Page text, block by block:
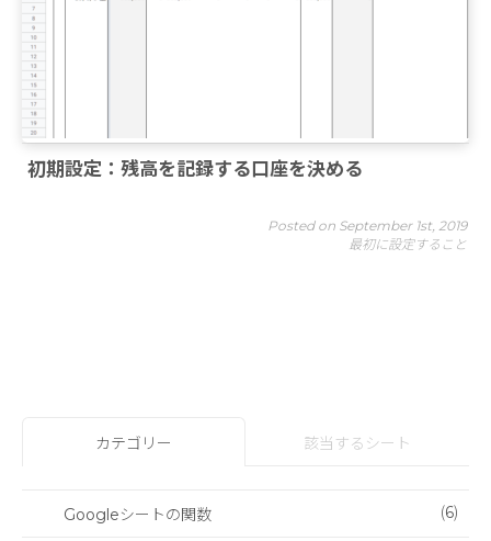
初期設定：残高を記録する口座を決める
Posted on September 1st, 2019
最初に設定すること
カテゴリー 該当するシート
Googleシートの関数 (6)